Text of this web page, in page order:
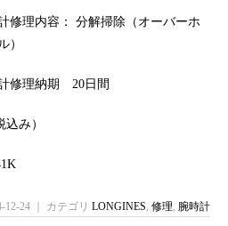
修理内容： 分解掃除（オーバーホ
）
修理納期 20日間
み）
12-24 ｜ カテゴリ LONGINES, 修理, 腕時計